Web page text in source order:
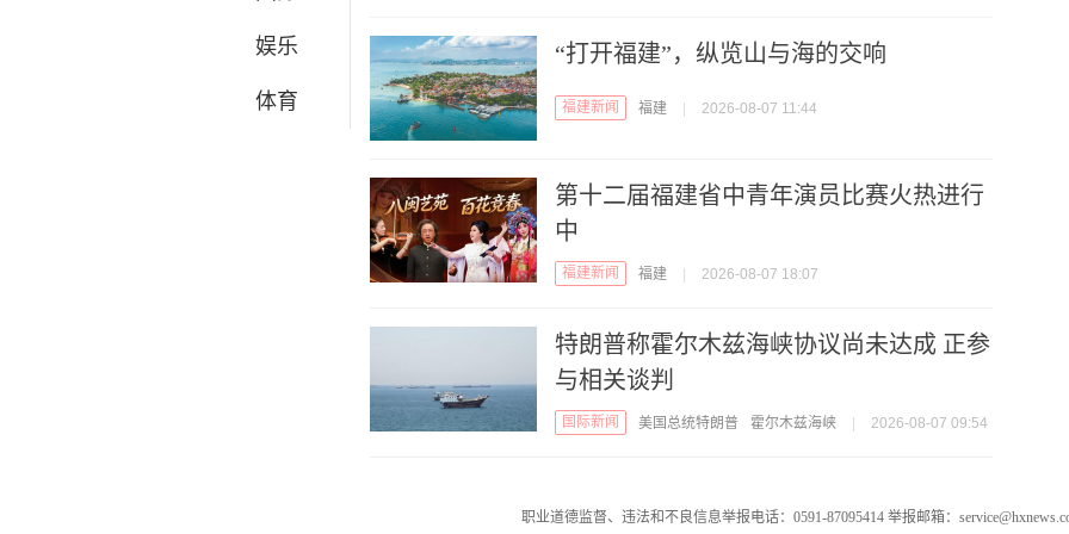
娱乐
体育
“打开福建”，纵览山与海的交响
福建新闻 福建 2026-08-07 11:44
第十二届福建省中青年演员比赛火热进行
中
福建新闻 福建 2026-08-07 18:07
特朗普称霍尔木兹海峡协议尚未达成 正参
与相关谈判
国际新闻 美国总统特朗普 霍尔木兹海峡 2026-08-07 09:54
职业道德监督、违法和不良信息举报电话：0591-87095414 举报邮箱：